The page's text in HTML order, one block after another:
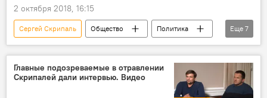
2 октября 2018, 16:15
Сергей Скрипаль Общество
Политика
Новости
В мире
отравление
книга
Россия
Еще 7
Главные подозреваемые в отравлении
Скрипалей дали интервью. Видео